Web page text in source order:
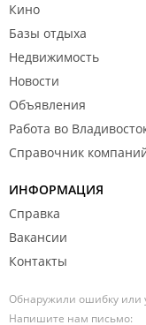
Кино
Базы отдыха
Недвижимость
Новости
Объявления
Работа во
Справочник
ИНФОРМАЦИЯ
Справка
Вакансии
Контакты
Обнаружили ошибку или
Напишите нам письмо: